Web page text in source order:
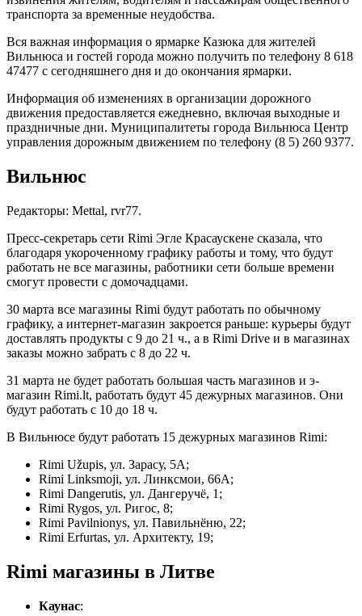
транспорта за временные неудобства.
Вся важная информация о ярмарке Казюка для жителей
Вильнюса и гостей города можно получить по телефону 8 618
47477 с сегодняшнего дня и до окончания ярмарки.
Информация об изменениях в организации дорожного
движения предоставляется ежедневно, включая выходные и
праздничные дни. Муниципалитеты города Вильнюса Центр
управления дорожным движением по телефону (8 5) 260 9377.
Вильнюс
Редакторы: Mettal, rvr77.
Пресс-секретарь сети Rimi Эгле Красаускене сказала, что
благодаря укороченному графику работы и тому, что будут
работать не все магазины, работники сети больше времени
смогут провести с домочадцами.
30 марта все магазины Rimi будут работать по обычному
графику, а интернет-магазин закроется раньше: курьеры будут
доставлять продукты с 9 до 21 ч., а в Rimi Drive и в магазинах
заказы можно забрать с 8 до 22 ч.
31 марта не будет работать большая часть магазинов и э-
магазин Rimi.lt, работать будут 45 дежурных магазинов. Они
будут работать с 10 до 18 ч.
В Вильнюсе будут работать 15 дежурных магазинов Rimi:
Rimi Užupis, ул. Зарасу, 5A;
Rimi Linksmoji, ул. Линксмои, 66A;
Rimi Dangerutis, ул. Дангеручё, 1;
Rimi Rygos, ул. Ригос, 8;
Rimi Pavilnionys, ул. Павильнёню, 22;
Rimi Erfurtas, ул. Архитекту, 19;
Rimi магазины в Литве
Каунас: